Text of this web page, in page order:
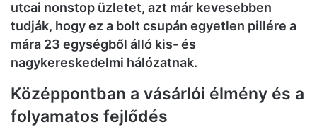
utcai nonstop üzletet, azt már kevesebben
tudják, hogy ez a bolt csupán egyetlen pillére a
mára 23 egységből álló kis- és
nagykereskedelmi hálózatnak.
Középpontban a vásárlói élmény és a
folyamatos fejlődés